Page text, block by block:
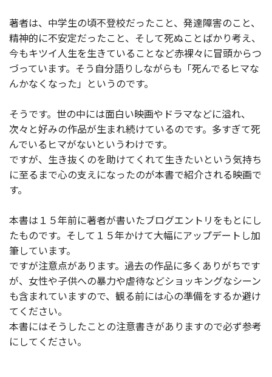
著者は、中学生の頃不登校だったこと、発達障害のこと、
精神的に不安定だったこと、そして死ぬことばかり考え、
今もキツイ人生を生きていることなど赤裸々に冒頭からつ
づっています。そう自分語りしながらも「死んでるヒマな
んかなくなった」というのです。
そうです。世の中には面白い映画やドラマなどに溢れ、
次々と好みの作品が生まれ続けているのです。多すぎて死
んでいるヒマがないというわけです。
ですが、生き抜くのを助けてくれて生きたいという気持ち
に至るまで心の支えになったのが本書で紹介される映画で
す。
本書は１５年前に著者が書いたブログエントリをもとにし
たものです。そして１５年かけて大幅にアップデートし加
筆しています。
ですが注意点があります。過去の作品に多くありがちです
が、女性や子供への暴力や虐待などショッキングなシーン
も含まれていますので、観る前には心の準備をするか避け
てください。
本書にはそうしたことの注意書きがありますので必ず参考
にしてください。